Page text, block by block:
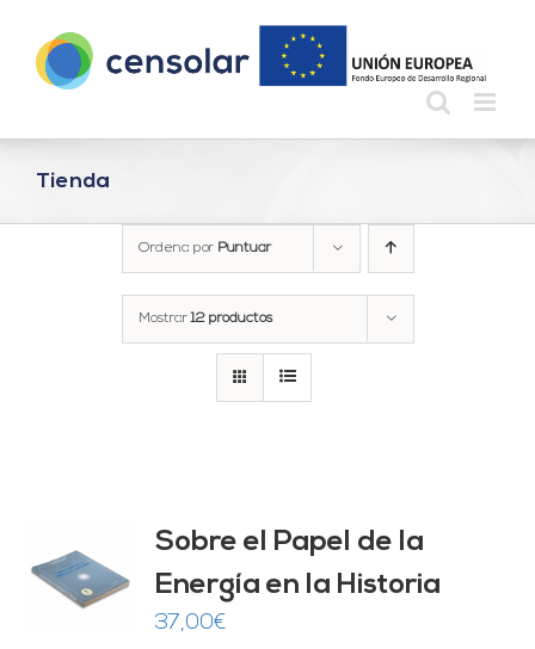
contenido
Tienda
Ordena por Puntuar
Mostrar12 productos
Sobre el Papel de la
Energía en la Historia
37,00€